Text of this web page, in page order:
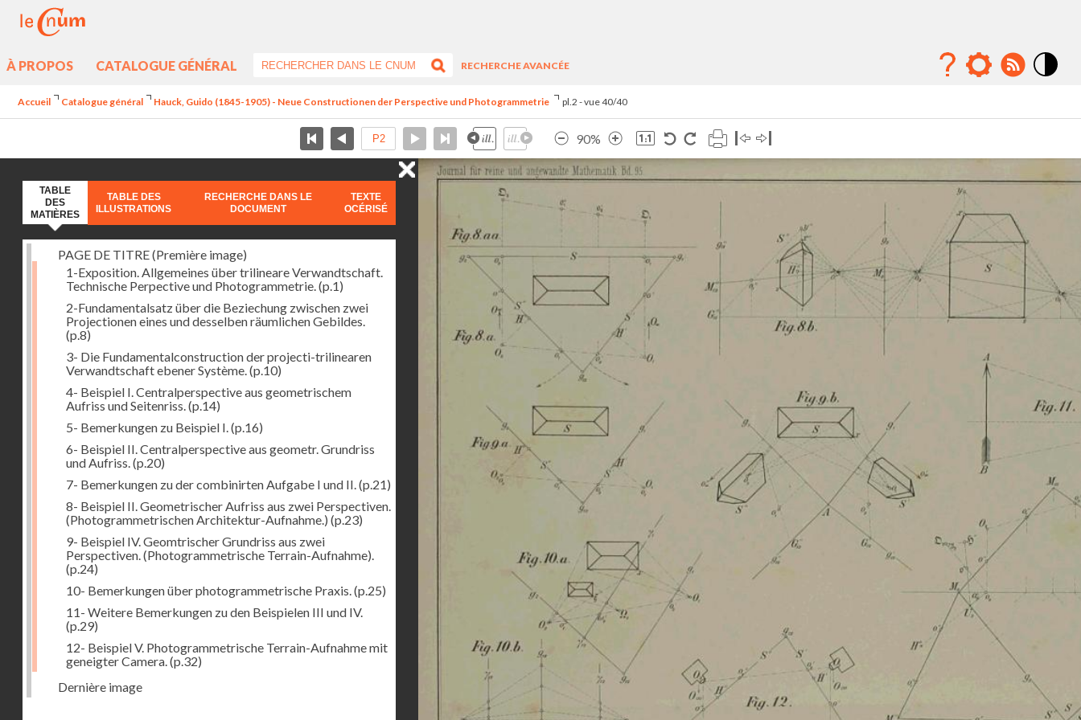
À PROPOS CATALOGUE GÉNÉRAL
RECHERCHE AVANCÉE
Accueil Catalogue général Hauck, Guido (1845-1905) - Neue Constructionen der Perspective und Photogrammetrie pl.2 - vue 40/40
90%
TABLE
DES
MATIÈRES
TABLE DES
ILLUSTRATIONS
RECHERCHE DANS LE
DOCUMENT
TEXTE
OCÉRISÉ
PAGE DE TITRE (Première image)
1-Exposition. Allgemeines über trilineare Verwandtschaft.
Technische Perpective und Photogrammetrie.(p.1)
2-Fundamentalsatz über die Beziechung zwischen zwei
Projectionen eines und desselben räumlichen Gebildes.
(p.8)
3- Die Fundamentalconstruction der projecti-trilinearen
Verwandtschaft ebener Système.(p.10)
4- Beispiel I. Centralperspective aus geometrischem
Aufriss und Seitenriss.(p.14)
5- Bemerkungen zu Beispiel I.(p.16)
6- Beispiel II. Centralperspective aus geometr. Grundriss
und Aufriss.(p.20)
7- Bemerkungen zu der combinirten Aufgabe I und II.(p.21)
8- Beispiel II. Geometrischer Aufriss aus zwei Perspectiven.
(Photogrammetrischen Architektur-Aufnahme.) (p.23)
9- Beispiel IV. Geomtrischer Grundriss aus zwei
Perspectiven. (Photogrammetrische Terrain-Aufnahme).
(p.24)
10- Bemerkungen über photogrammetrische Praxis.(p.25)
11- Weitere Bemerkungen zu den Beispielen III und IV.
(p.29)
12- Beispiel V. Photogrammetrische Terrain-Aufnahme mit
geneigter Camera.(p.32)
Dernière image